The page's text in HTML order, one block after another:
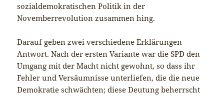
sozialdemokratischen Politik in der
Novemberrevolution zusammen hing.
Darauf geben zwei verschiedene Erklärungen
Antwort. Nach der ersten Variante war die SPD den
Umgang mit der Macht nicht gewohnt, so dass ihr
Fehler und Versäumnisse unterliefen, die die neue
Demokratie schwächten; diese Deutung beherrscht